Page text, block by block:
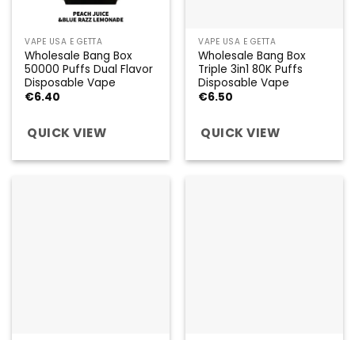
VAPE USA E GETTA
Wholesale Bang Box
50000 Puffs Dual Flavor
Disposable Vape
€6.40
QUICK VIEW
VAPE USA E GETTA
Wholesale Bang Box
Triple 3in1 80K Puffs
Disposable Vape
€6.50
QUICK VIEW